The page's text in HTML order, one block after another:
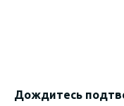
Дождитесь